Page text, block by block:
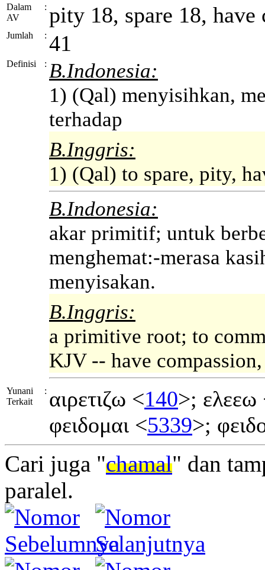
Dalam
AV
: pity 18, spare 18, have
Jumlah : 41
Definisi : B.Indonesia:
1) (Qal) menyisihkan,
terhadap
B.Inggris:
1) (Qal) to spare, pity,
B.Indonesia:
akar primitif; untuk
menghemat:-merasa
menyisakan.
B.Inggris:
a primitive root; to
KJV -- have
Yunani
Terkait
: αιρετιζω <140>; ελεεω
φειδομαι <5339>;
Cari juga "chamal" dan
paralel.